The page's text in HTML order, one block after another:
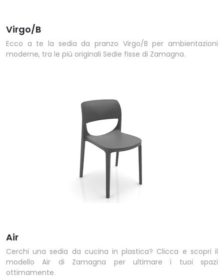
Virgo/B
Ecco a te la sedia da pranzo Virgo/B per ambientazioni
moderne, tra le più originali Sedie fisse di Zamagna.
Air
Cerchi una sedia da cucina in plastica? Clicca e scopri il
modello Air di Zamagna per ultimare i tuoi spazi
ottimamente.